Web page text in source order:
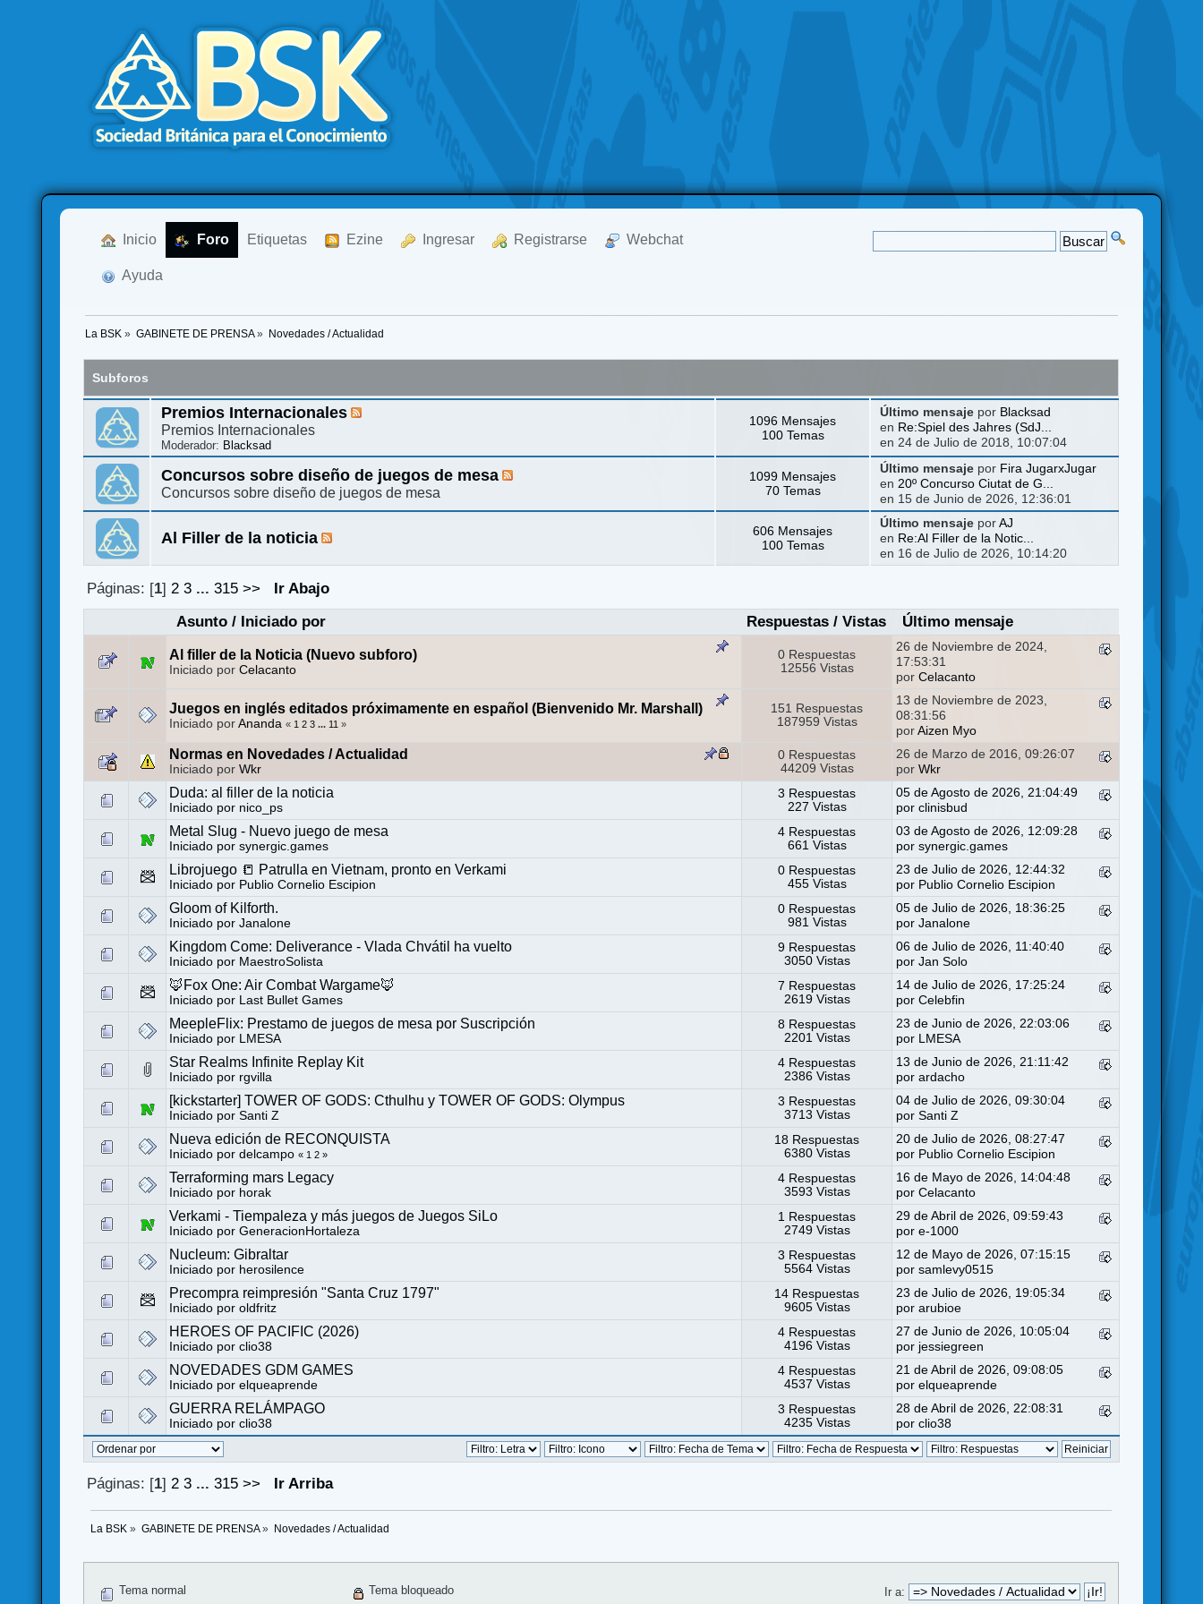
Inicio Foro Etiquetas Ezine Ingresar Registrarse Webchat
Ayuda
La BSK » GABINETE DE PRENSA» Novedades / Actualidad
Subforos
Premios Internacionales
Premios Internacionales
Moderador: Blacksad
1096 Mensajes
100 Temas
Último mensajepor Blacksad
en Re:Spiel des Jahres (SdJ...
en 24 de Julio de 2018, 10:07:04
Concursos sobre diseño de juegos de mesa
Concursos sobre diseño de juegos de mesa
1099 Mensajes
70 Temas
Último mensajepor Fira JugarxJugar
en 20º Concurso Ciutat de G...
en 15 de Junio de 2026, 12:36:01
Al Filler de la noticia
606 Mensajes
100 Temas
Último mensajepor AJ
en Re:Al Filler de la Notic...
en 16 de Julio de 2026, 10:14:20
Páginas: [1] 2 3 ... 315 >>
Ir Abajo
Asunto/ Iniciado por Respuestas /Vistas Último mensaje
Al filler de la Noticia (Nuevo subforo)
Iniciado porCelacanto
0 Respuestas
12556 Vistas
26 de Noviembre de 2024,
17:53:31
porCelacanto
Juegos en inglés editados próximamente en español (Bienvenido Mr. Marshall)
Iniciado porAnanda « 1 2 3 ... 11 »
151 Respuestas
187959 Vistas
13 de Noviembre de 2023,
08:31:56
porAizen Myo
Normas en Novedades / Actualidad
Iniciado porWkr
0 Respuestas
44209 Vistas
26 de Marzo de 2016, 09:26:07
porWkr
Duda: al filler de la noticia
Iniciado por nico_ps
3 Respuestas
227 Vistas
05 de Agosto de 2026, 21:04:49
porclinisbud
Metal Slug - Nuevo juego de mesa
Iniciado porsynergic.games
4 Respuestas
661 Vistas
03 de Agosto de 2026, 12:09:28
porsynergic.games
Librojuego 📒 Patrulla en Vietnam, pronto en Verkami
Iniciado por Publio Cornelio Escipion
0 Respuestas
455 Vistas
23 de Julio de 2026, 12:44:32
por Publio Cornelio Escipion
Gloom of Kilforth.
Iniciado porJanalone
0 Respuestas
981 Vistas
05 de Julio de 2026, 18:36:25
porJanalone
Kingdom Come: Deliverance - Vlada Chvátil ha vuelto
Iniciado por MaestroSolista
9 Respuestas
3050 Vistas
06 de Julio de 2026, 11:40:40
porJan Solo
🦊Fox One: Air Combat Wargame🦊
Iniciado por Last Bullet Games
7 Respuestas
2619 Vistas
14 de Julio de 2026, 17:25:24
porCelebfin
MeepleFlix: Prestamo de juegos de mesa por Suscripción
Iniciado por LMESA
8 Respuestas
2201 Vistas
23 de Junio de 2026, 22:03:06
por LMESA
Star Realms Infinite Replay Kit
Iniciado por rgvilla
4 Respuestas
2386 Vistas
13 de Junio de 2026, 21:11:42
porardacho
[kickstarter] TOWER OF GODS: Cthulhu y TOWER OF GODS: Olympus
Iniciado porSanti Z
3 Respuestas
3713 Vistas
04 de Julio de 2026, 09:30:04
porSanti Z
Nueva edición de RECONQUISTA
Iniciado pordelcampo « 1 2 »
18 Respuestas
6380 Vistas
20 de Julio de 2026, 08:27:47
por Publio Cornelio Escipion
Terraforming mars Legacy
Iniciado por horak
4 Respuestas
3593 Vistas
16 de Mayo de 2026, 14:04:48
porCelacanto
Verkami - Tiempaleza y más juegos de Juegos SiLo
Iniciado porGeneracionHortaleza
1 Respuestas
2749 Vistas
29 de Abril de 2026, 09:59:43
pore-1000
Nucleum: Gibraltar
Iniciado por herosilence
3 Respuestas
5564 Vistas
12 de Mayo de 2026, 07:15:15
porsamlevy0515
Precompra reimpresión "Santa Cruz 1797"
Iniciado poroldfritz
14 Respuestas
9605 Vistas
23 de Julio de 2026, 19:05:34
porarubioe
HEROES OF PACIFIC (2026)
Iniciado porclio38
4 Respuestas
4196 Vistas
27 de Junio de 2026, 10:05:04
por jessiegreen
NOVEDADES GDM GAMES
Iniciado porelqueaprende
4 Respuestas
4537 Vistas
21 de Abril de 2026, 09:08:05
porelqueaprende
GUERRA RELÁMPAGO
Iniciado porclio38
3 Respuestas
4235 Vistas
28 de Abril de 2026, 22:08:31
porclio38
Páginas: [1] 2 3 ... 315 >> Ir Arriba
La BSK » GABINETE DE PRENSA» Novedades / Actualidad
Ir a:
Tema normal
Tema bloqueado